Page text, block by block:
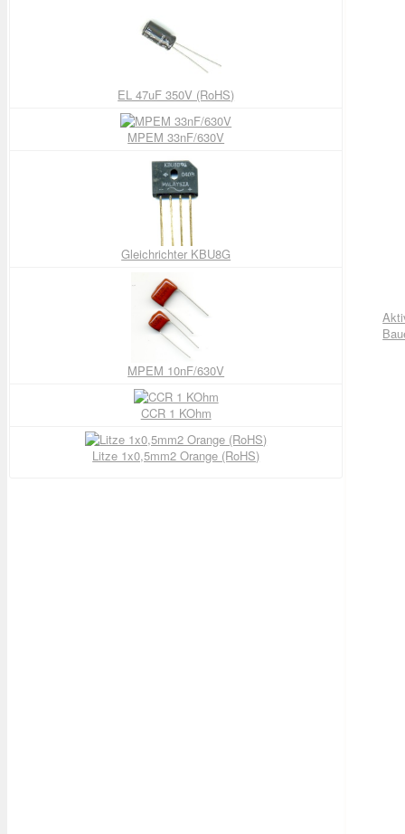
EL 47uF 350V (RoHS)
MPEM 33nF/630V
Gleichrichter KBU8G
MPEM 10nF/630V
CCR 1 KOhm
Litze 1x0,5mm2 Orange (RoHS)